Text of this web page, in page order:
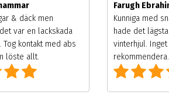
& däck men
var en lackskada
Tog kontakt med abs
löste allt.
Farugh
Kunniga med
hade det
vinterhjul.
rekommendera.